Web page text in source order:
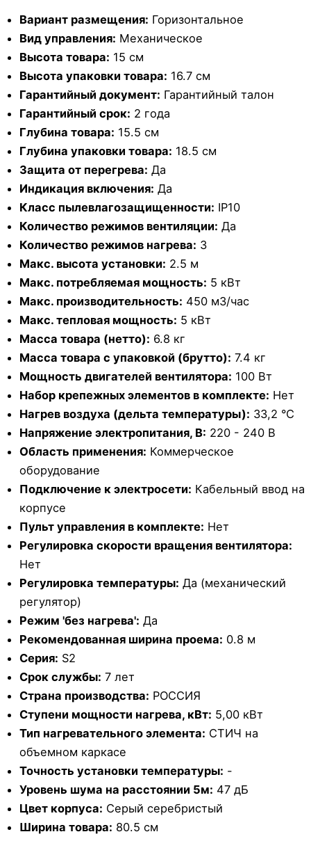
Вариант размещения: Горизонтальное
Вид управления: Механическое
Высота товара: 15 см
Высота упаковки товара: 16.7 см
Гарантийный документ: Гарантийный талон
Гарантийный срок: 2 года
Глубина товара: 15.5 см
Глубина упаковки товара: 18.5 см
Защита от перегрева: Да
Индикация включения: Да
Класс пылевлагозащищенности: IP10
Количество режимов вентиляции: Да
Количество режимов нагрева: 3
Макс. высота установки: 2.5 м
Макс. потребляемая мощность: 5 кВт
Макс. производительность: 450 м3/час
Макс. тепловая мощность: 5 кВт
Масса товара (нетто): 6.8 кг
Масса товара с упаковкой (брутто): 7.4 кг
Мощность двигателей вентилятора: 100 Вт
Набор крепежных элементов в комплекте: Нет
Нагрев воздуха (дельта температуры): 33,2 °С
Напряжение электропитания, В: 220 - 240 В
Область применения: Коммерческое
оборудование
Подключение к электросети: Кабельный ввод на
корпусе
Пульт управления в комплекте: Нет
Регулировка скорости вращения вентилятора:
Нет
Регулировка температуры: Да (механический
регулятор)
Режим 'без нагрева': Да
Рекомендованная ширина проема: 0.8 м
Серия: S2
Срок службы: 7 лет
Страна производства: РОССИЯ
Ступени мощности нагрева, кВт: 5,00 кВт
Тип нагревательного элемента: СТИЧ на
объемном каркасе
Точность установки температуры: -
Уровень шума на расстоянии 5м: 47 дБ
Цвет корпуса: Серый серебристый
Ширина товара: 80.5 см